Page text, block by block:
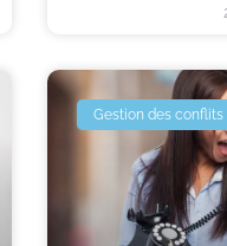
Gestion des conflits